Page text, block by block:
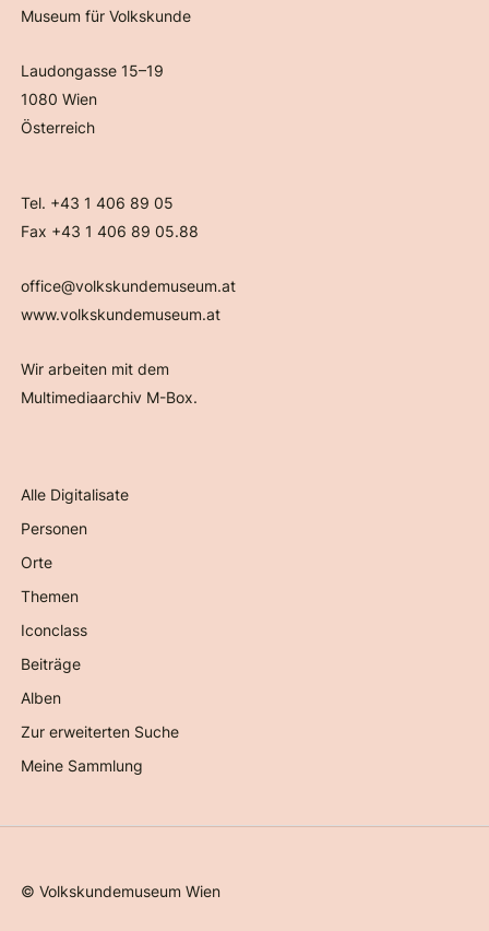
Museum für Volkskunde
Laudongasse 15–19
1080 Wien
Österreich
Tel. +43 1 406 89 05
Fax +43 1 406 89 05.88
office@volkskundemuseum.at
www.volkskundemuseum.at
Wir arbeiten mit dem
Multimediaarchiv M-Box.
Alle Digitalisate
Personen
Orte
Themen
Iconclass
Beiträge
Alben
Zur erweiterten Suche
Meine Sammlung
©Volkskundemuseum Wien